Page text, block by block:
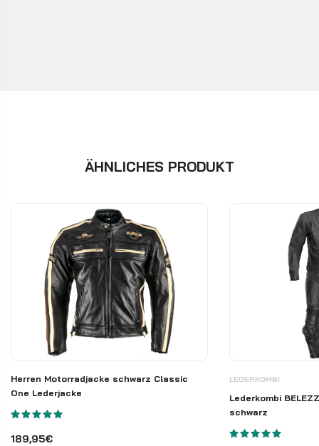
ÄHNLICHES PRODUKT
Herren Motorradjacke schwarz Classic
One Lederjacke
189,95€
LEDERKOMBI
Lederkombi
schwarz